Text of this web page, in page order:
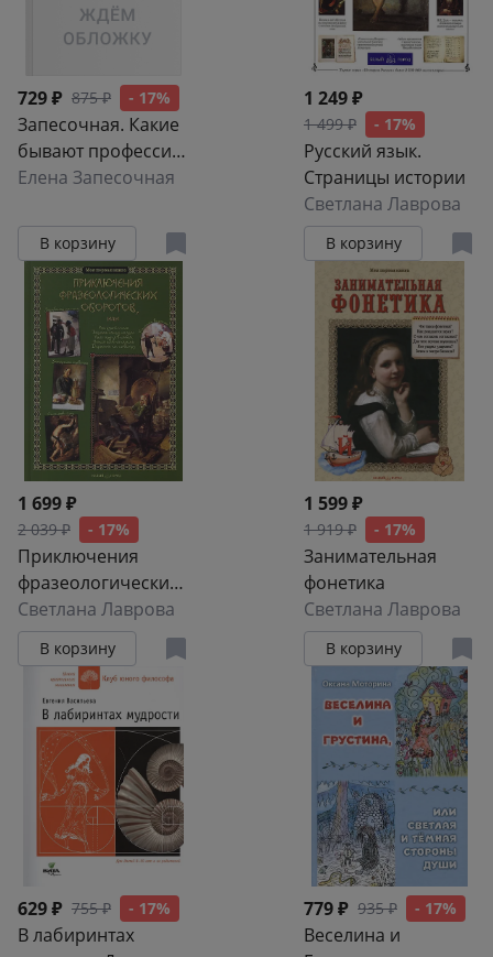
729 ₽ 875 ₽ - 17%
Запесочная. Какие
бывают профессии.
Для детей 5-7 лет
Елена Запесочная
В корзину
1 249 ₽
1 499 ₽ - 17%
Русский язык.
Страницы истории
Светлана Лаврова
В корзину
1 699 ₽
2 039 ₽ - 17%
Приключения
фразеологических
оборотов
Светлана Лаврова
В корзину
1 599 ₽
1 919 ₽ - 17%
Занимательная
фонетика
Светлана Лаврова
В корзину
629 ₽ 755 ₽ - 17%
В лабиринтах
779 ₽ 935 ₽ - 17%
Веселина и